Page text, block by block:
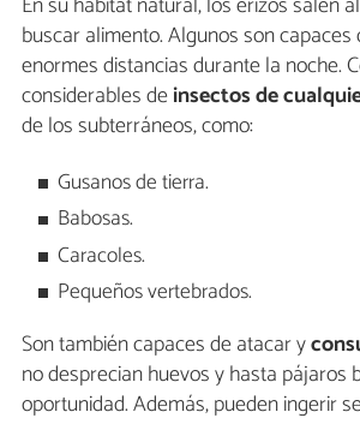
buscar alimento. Algunos son
enormes distancias durante la noche.
considerables deinsectos de
de los subterráneos, como:
Gusanos de tierra.
Babosas.
Caracoles.
Pequeños vertebrados.
Son también capaces de atacar y
no desprecian huevos y hasta pájaros
oportunidad. Además, pueden ingerir